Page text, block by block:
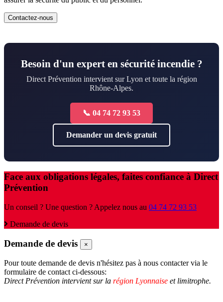
Contactez-nous
Besoin d'un expert en sécurité incendie ?
Direct Prévention intervient sur Lyon et toute la région
Rhône-Alpes.
📞 04 74 72 93 53
Demander un devis gratuit
Face aux obligations légales, faites confiance à Direct
Prévention
Un conseil ? Une question ? Appelez nous au 04 74 72 93 53
Demande de devis
Demande de devis ×
Pour toute demande de devis n'hésitez pas à nous contacter via le
formulaire de contact ci-dessous:
Direct Prévention intervient sur la région Lyonnaise et limitrophe.